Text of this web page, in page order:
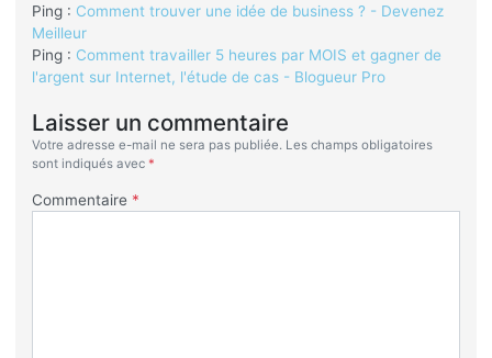
Ping : Comment trouver une idée de business ? - Devenez
Meilleur
Ping : Comment travailler 5 heures par MOIS et gagner de
l'argent sur Internet, l'étude de cas - Blogueur Pro
Laisser un commentaire
Votre adresse e-mail ne sera pas publiée. Les champs obligatoires
sont indiqués avec *
Commentaire *